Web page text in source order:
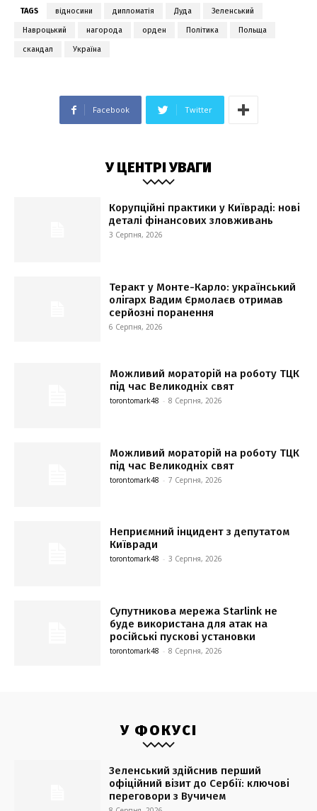
TAGS відносини дипломатія Дуда Зеленський
Навроцький нагорода орден Політика Польща
скандал Україна
Facebook Twitter
У ЦЕНТРІ УВАГИ
Корупційні практики у Київраді: нові
деталі фінансових зловживань
3 Серпня, 2026
Теракт у Монте-Карло: український
олігарх Вадим Єрмолаєв отримав
серйозні поранення
6 Серпня, 2026
Можливий мораторій на роботу ТЦК
під час Великодніх свят
torontomark48 - 8 Серпня, 2026
Можливий мораторій на роботу ТЦК
під час Великодніх свят
torontomark48 - 7 Серпня, 2026
Неприємний інцидент з депутатом
Київради
torontomark48 - 3 Серпня, 2026
Супутникова мережа Starlink не
буде використана для атак на
російські пускові установки
torontomark48 - 8 Серпня, 2026
У ФОКУСІ
Зеленський здійснив перший
офіційний візит до Сербії: ключові
переговори з Вучичем